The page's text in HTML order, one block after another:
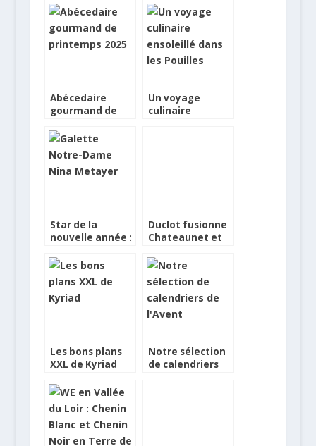
Abécedaire
gourmand de
Un voyage
culinaire
Star de la
nouvelle année :
rois
Duclot fusionne
Chateaunet et
Les bons plans
XXL de Kyriad
Notre sélection
de calendriers